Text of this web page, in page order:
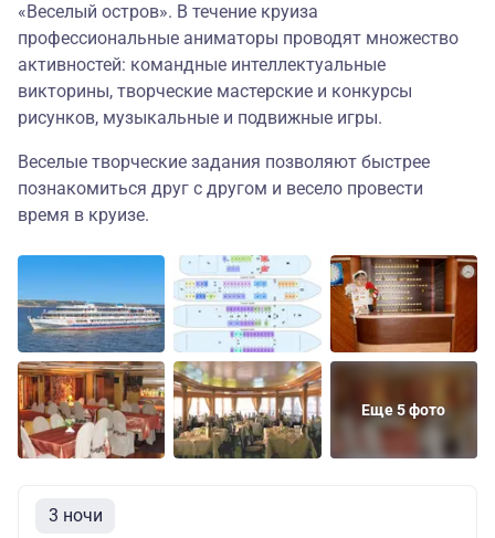
«Веселый остров». В течение круиза
профессиональные аниматоры проводят множество
активностей: командные интеллектуальные
викторины, творческие мастерские и конкурсы
рисунков, музыкальные и подвижные игры.
Веселые творческие задания позволяют быстрее
познакомиться друг с другом и весело провести
время в круизе.
Еще 5 фото
3 ночи